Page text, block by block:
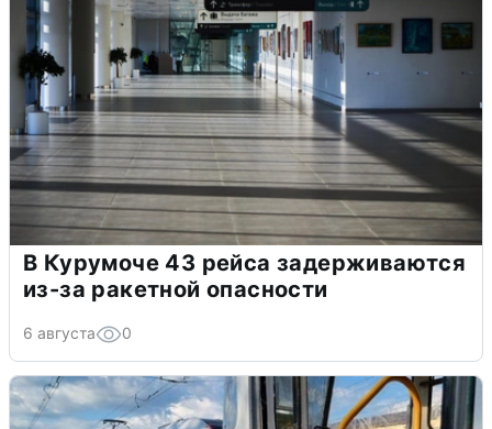
В Курумоче 43 рейса задерживаются
из-за ракетной опасности
6 августа 0